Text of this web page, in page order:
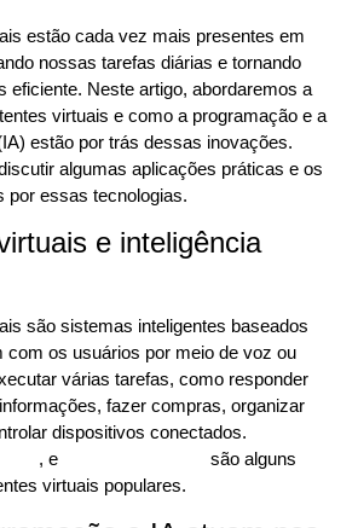
estão cada vez mais presentes em
nossas tarefas diárias e tornando
eficiente. Neste artigo, abordaremos a
virtuais e como a programação e a
estão por trás dessas inovações.
algumas aplicações práticas e os
por essas tecnologias.
e inteligência
são sistemas inteligentes baseados
com os usuários por meio de voz ou
várias tarefas, como responder
fazer compras, organizar
dispositivos conectados.
, e
são alguns
virtuais populares.